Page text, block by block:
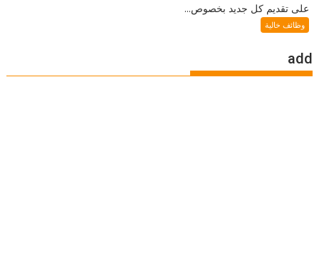
على تقديم كل جديد بخصوص...
وظائف خالية
add